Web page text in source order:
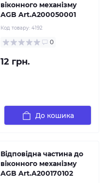
віконного механізму
AGB Art.A200050001
Код товару: 4192
0
12 грн.
До кошика
Відповідна частина до
віконного механізму
AGB Art.A200170102